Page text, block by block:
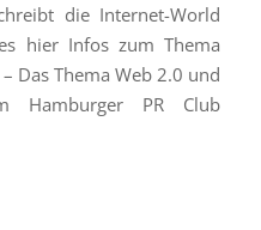
die Internet-World
hier Infos zum Thema
– Das Thema Web 2.0 und
Hamburger PR Club